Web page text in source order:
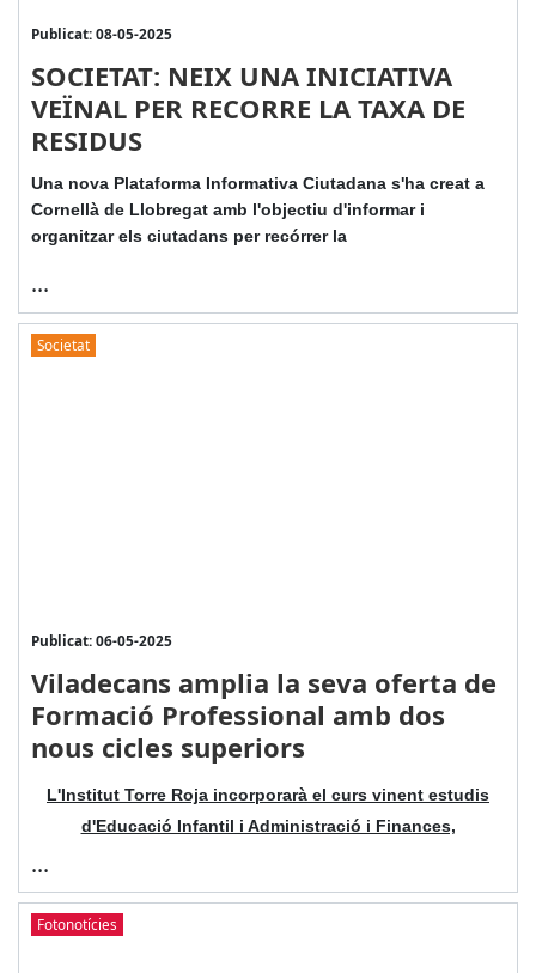
Publicat: 08-05-2025
SOCIETAT: NEIX UNA INICIATIVA
VEÏNAL PER RECORRE LA TAXA DE
RESIDUS
Una nova Plataforma Informativa Ciutadana s'ha creat a
Cornellà de Llobregat amb l'objectiu d'informar i
organitzar els ciutadans per recórrer la
...
Societat
Publicat: 06-05-2025
Viladecans amplia la seva oferta de
Formació Professional amb dos
nous cicles superiors
L'Institut Torre Roja incorporarà el curs vinent estudis
d'Educació Infantil i Administració i Finances,
...
Fotonotícies